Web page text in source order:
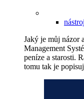
Jaký je můj názor
Management
peníze a starosti.
tomu tak je